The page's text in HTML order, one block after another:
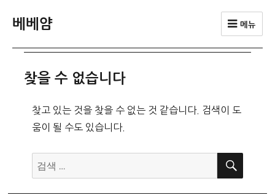
베베얌 메뉴
찾을 수 없습니다
찾고 있는 것을 찾을 수 없는 것 같습니다. 검색이 도
움이 될 수도 있습니다.
검
색:
검